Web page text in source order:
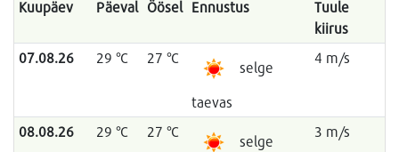
Kuupäev Päeval Öösel Ennustus
Tuule
kiirus
07.08.26
29 °C 27 °C
selge
taevas
4 m/s
08.08.26 29 °C 27 °C
selge
3 m/s